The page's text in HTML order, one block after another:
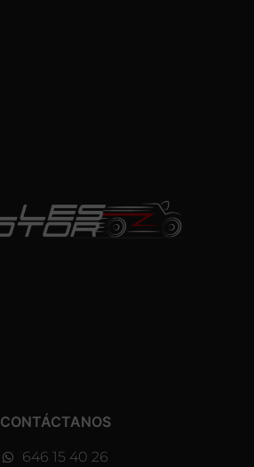
CONTÁCTANOS
646 15 40 26